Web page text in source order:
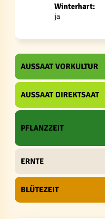
Winterhart:
ja
AUSSAAT VORKULTUR
AUSSAAT DIREKTSAAT
PFLANZZEIT
ERNTE
BLÜTEZEIT